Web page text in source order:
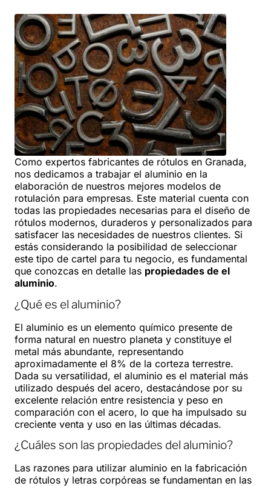
Como expertos fabricantes de rótulos en Granada,
nos dedicamos a trabajar el aluminio en la
elaboración de nuestros mejores modelos de
rotulación para empresas. Este material cuenta con
todas las propiedades necesarias para el diseño de
rótulos modernos, duraderos y personalizados para
satisfacer las necesidades de nuestros clientes. Si
estás considerando la posibilidad de seleccionar
este tipo de cartel para tu negocio, es fundamental
que conozcas en detalle las propiedades de el
aluminio.
¿Qué es el aluminio?
El aluminio es un elemento químico presente de
forma natural en nuestro planeta y constituye el
metal más abundante, representando
aproximadamente el 8% de la corteza terrestre.
Dada su versatilidad, el aluminio es el material más
utilizado después del acero, destacándose por su
excelente relación entre resistencia y peso en
comparación con el acero, lo que ha impulsado su
creciente venta y uso en las últimas décadas.
¿Cuáles son las propiedades del aluminio?
Las razones para utilizar aluminio en la fabricación
de rótulos y letras corpóreas se fundamentan en las